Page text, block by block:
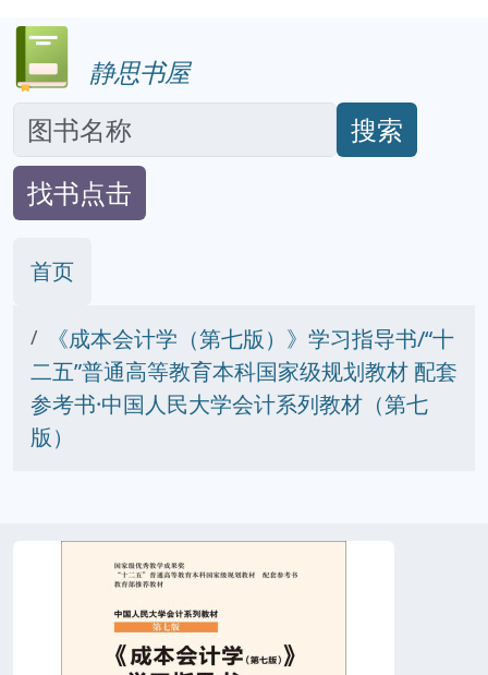
静思书屋
搜索
找书点击
首页
《成本会计学（第七版）》学习指导书/“十
二五”普通高等教育本科国家级规划教材 配套
参考书·中国人民大学会计系列教材（第七
版）